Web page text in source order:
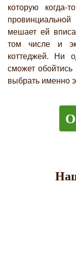
которую
мешает ей
том числе и
коттеджей. Ни
сможет
выбрать именно